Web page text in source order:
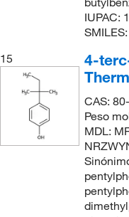
IUPAC:
15
4-
CAS:
Peso
MDL: